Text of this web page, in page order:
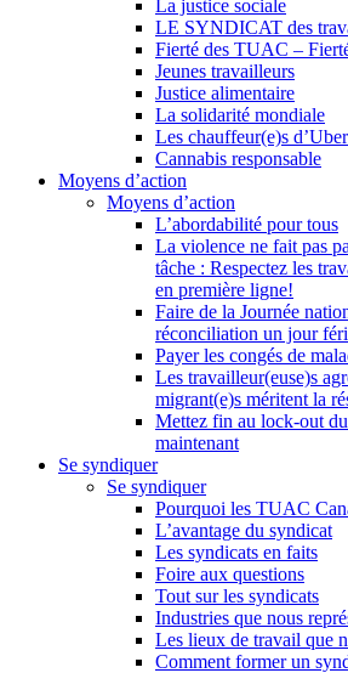
La justice sociale
LE SYNDICAT des
Fierté des TUAC –
Jeunes travailleurs
Justice alimentaire
La solidarité mondiale
Les chauffeur(e)s
Cannabis responsable
Moyens d’action
Moyens d’action
L’abordabilité pour tous
La violence ne fait pas
tâche : Respectez les
en première ligne!
Faire de la Journée
réconciliation un jour
Payer les congés de
Les travailleur(euse)s
migrant(e)s méritent la
Mettez fin au lock-out
maintenant
Se syndiquer
Se syndiquer
Pourquoi les TUAC
L’avantage du syndicat
Les syndicats en faits
Foire aux questions
Tout sur les syndicats
Industries que nous
Les lieux de travail que
Comment former un